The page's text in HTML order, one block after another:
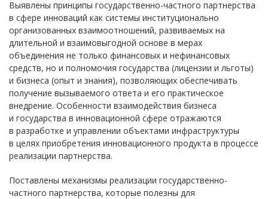
Выявлены принципы государственно-частного партнерства
в сфере инноваций как системы институционально
организованных взаимоотношений, развиваемых на
длительной и взаимовыгодной основе в мерах
объединения не только финансовых и нефинансовых
средств, но и полномочия государства (лицензии и льготы)
и бизнеса (опыт и знания), позволяющих обеспечивать
получение вызываемого ответа и его практическое
внедрение. Особенности взаимодействия бизнеса
и государства в инновационной сфере отражаются
в разработке и управлении объектами инфраструктуры
в целях приобретения инновационного продукта в процессе
реализации партнерства.
Поставлены механизмы реализации государственно-
частного партнерства, которые полезны для